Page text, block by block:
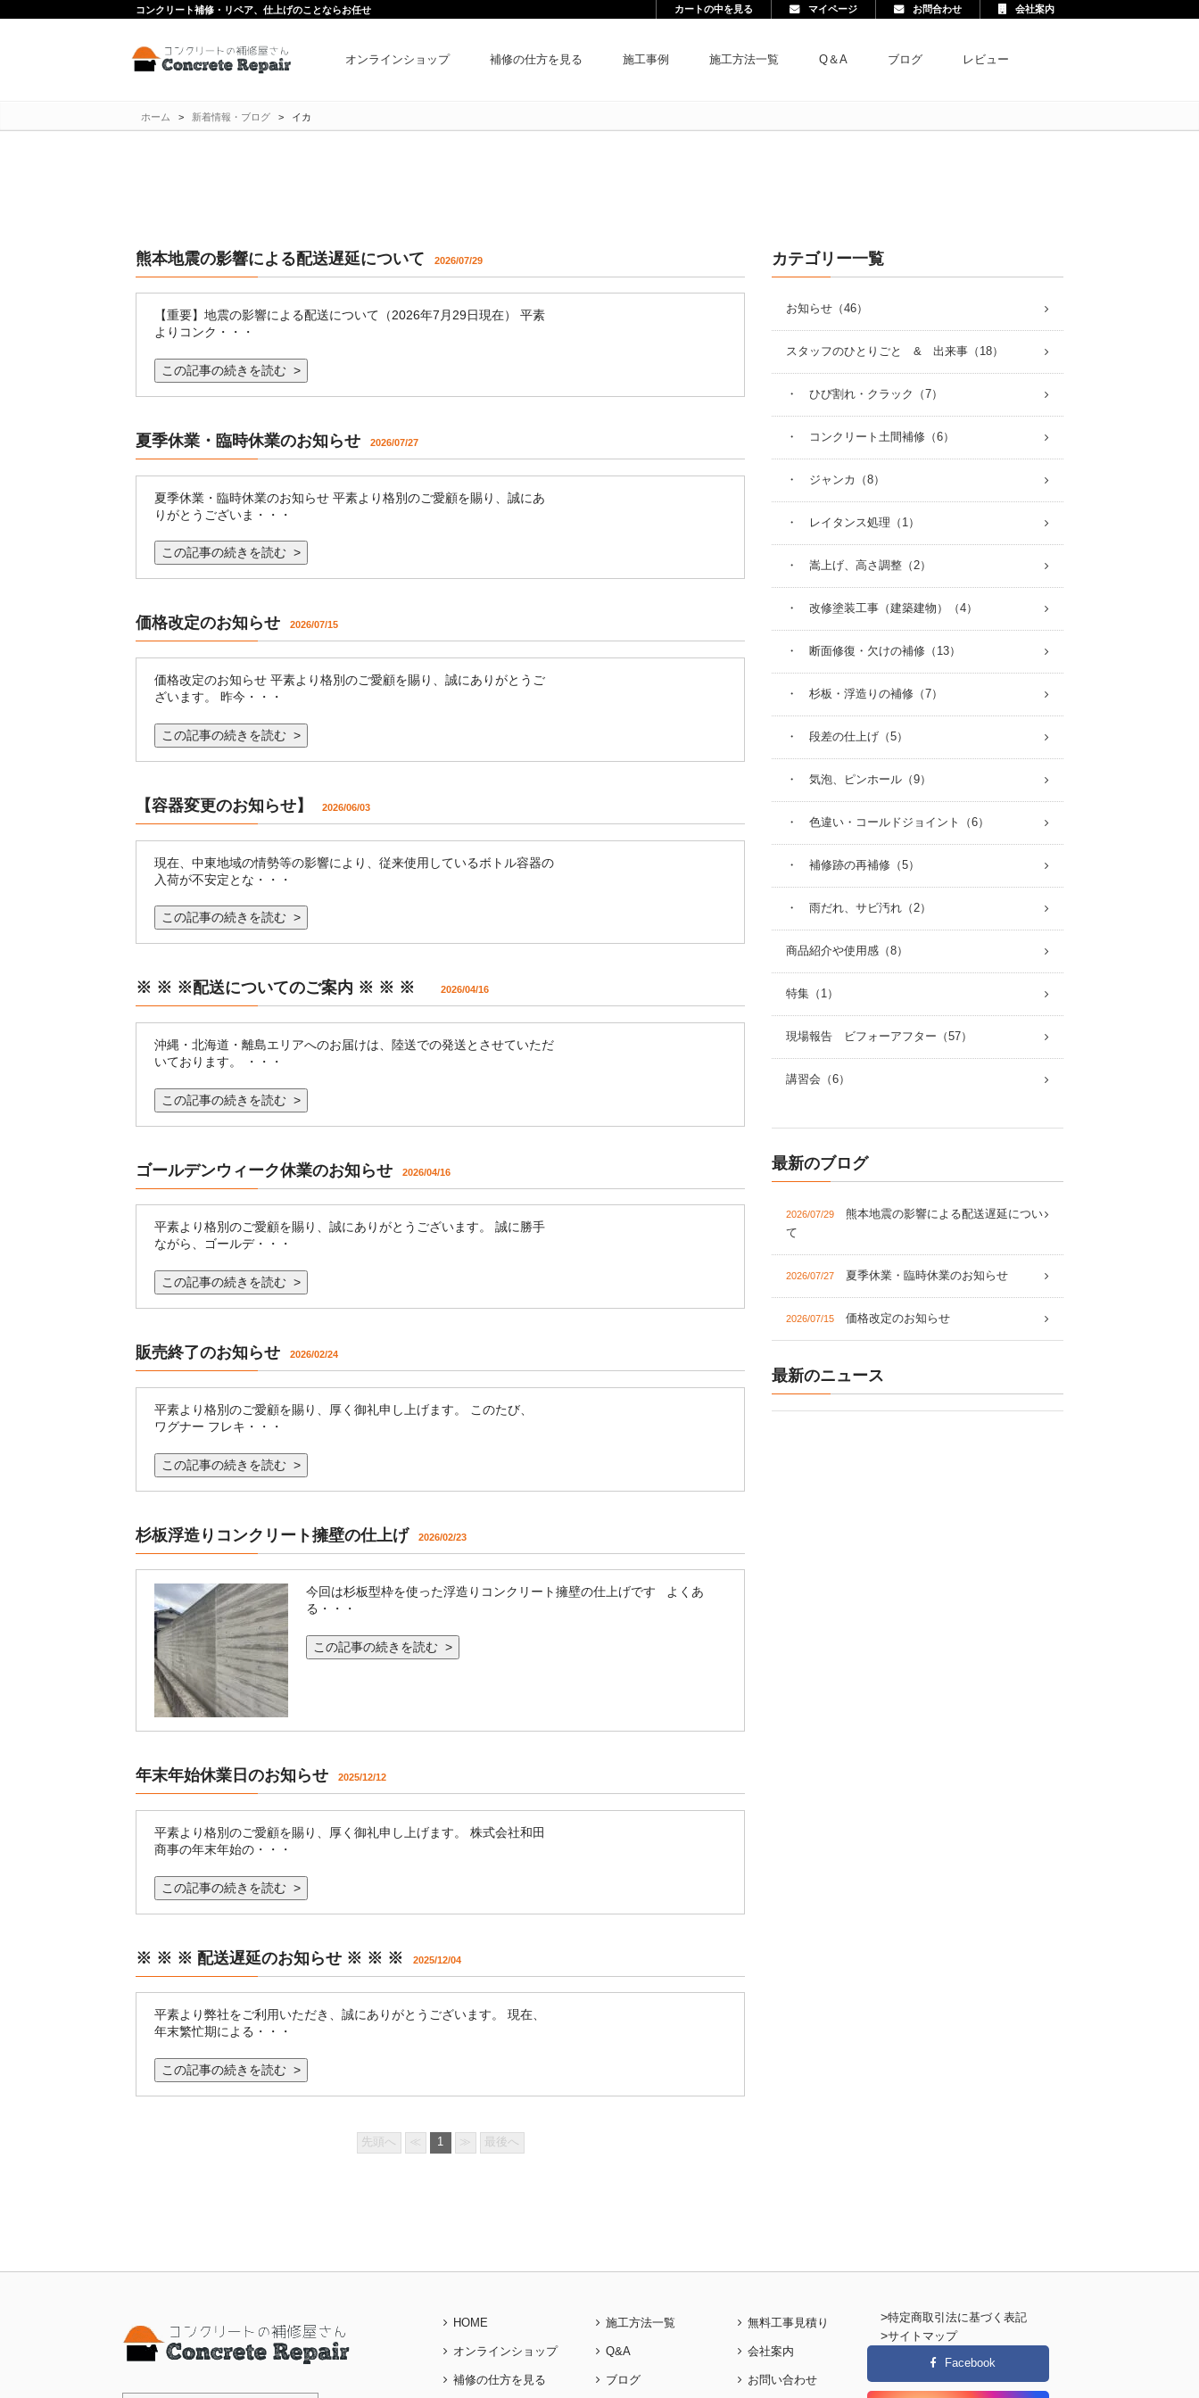
コンクリート補修・リペア、仕上げのことならお任せ カートの中を見る マイページ お問合わせ 会社案内
オンラインショップ 補修の仕方を見る 施工事例 施工方法一覧 Q＆A ブログ レビュー
ホーム > 新着情報・ブログ > イカ
熊本地震の影響による配送遅延について 2026/07/29
【重要】地震の影響による配送について（2026年7月29日現在） 平素
よりコンク・・・
この記事の続きを読む >
夏季休業・臨時休業のお知らせ 2026/07/27
夏季休業・臨時休業のお知らせ 平素より格別のご愛顧を賜り、誠にあ
りがとうございま・・・
この記事の続きを読む >
価格改定のお知らせ 2026/07/15
価格改定のお知らせ 平素より格別のご愛顧を賜り、誠にありがとうご
ざいます。 昨今・・・
この記事の続きを読む >
【容器変更のお知らせ】 2026/06/03
現在、中東地域の情勢等の影響により、従来使用しているボトル容器の
入荷が不安定とな・・・
この記事の続きを読む >
※ ※ ※配送についてのご案内 ※ ※ ※ 2026/04/16
沖縄・北海道・離島エリアへのお届けは、陸送での発送とさせていただ
いております。 ・・・
この記事の続きを読む >
ゴールデンウィーク休業のお知らせ 2026/04/16
平素より格別のご愛顧を賜り、誠にありがとうございます。 誠に勝手
ながら、ゴールデ・・・
この記事の続きを読む >
販売終了のお知らせ 2026/02/24
平素より格別のご愛顧を賜り、厚く御礼申し上げます。 このたび、
ワグナー フレキ・・・
この記事の続きを読む >
杉板浮造りコンクリート擁壁の仕上げ 2026/02/23
今回は杉板型枠を使った浮造りコンクリート擁壁の仕上げです よくあ
る・・・
この記事の続きを読む >
年末年始休業日のお知らせ 2025/12/12
平素より格別のご愛顧を賜り、厚く御礼申し上げます。 株式会社和田
商事の年末年始の・・・
この記事の続きを読む >
※ ※ ※ 配送遅延のお知らせ ※ ※ ※ 2025/12/04
平素より弊社をご利用いただき、誠にありがとうございます。 現在、
年末繁忙期による・・・
この記事の続きを読む >
先頭へ ≪ 1 ≫ 最後へ
カテゴリー一覧
お知らせ（46）
スタッフのひとりごと & 出来事（18）
・ ひび割れ・クラック（7）
・ コンクリート土間補修（6）
・ ジャンカ（8）
・ レイタンス処理（1）
・ 嵩上げ、高さ調整（2）
・ 改修塗装工事（建築建物）（4）
・ 断面修復・欠けの補修（13）
・ 杉板・浮造りの補修（7）
・ 段差の仕上げ（5）
・ 気泡、ピンホール（9）
・ 色違い・コールドジョイント（6）
・ 補修跡の再補修（5）
・ 雨だれ、サビ汚れ（2）
商品紹介や使用感（8）
特集（1）
現場報告 ビフォーアフター（57）
講習会（6）
最新のブログ
2026/07/29
熊本地震の影響による配送遅延につい
て
2026/07/27 夏季休業・臨時休業のお知らせ
2026/07/15 価格改定のお知らせ
最新のニュース
HOME
オンラインショップ
補修の仕方を見る
施工方法一覧
Q&A
ブログ
無料工事見積り
会社案内
お問い合わせ
>特定商取引法に基づく表記
>サイトマップ
Facebook